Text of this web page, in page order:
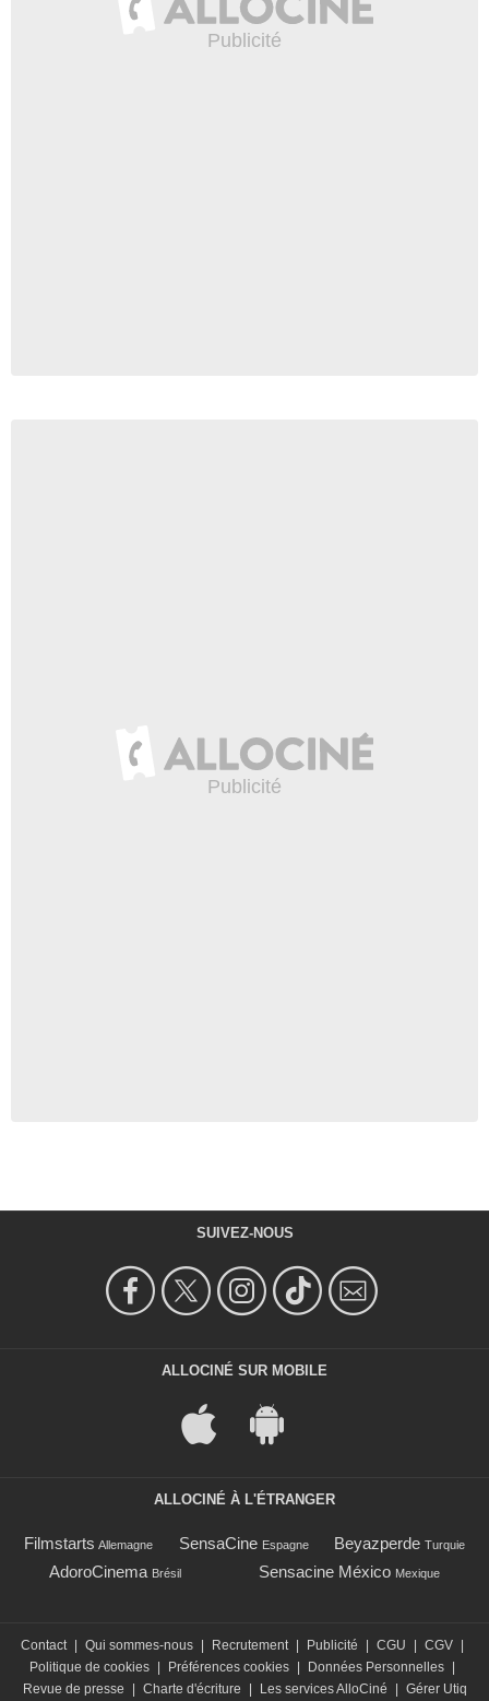
SUIVEZ-NOUS
ALLOCINÉ SUR MOBILE
ALLOCINÉ À L'ÉTRANGER
Filmstarts Allemagne SensaCine Espagne Beyazperde Turquie
AdoroCinema Brésil Sensacine México Mexique
Contact | Qui sommes-nous | Recrutement | Publicité | CGU | CGV |
Politique de cookies | Préférences cookies | Données Personnelles |
Revue de presse
| Charte d'écriture | Les services AlloCiné | Gérer Utiq